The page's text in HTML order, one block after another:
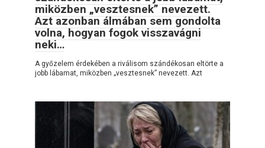
miközben „vesztesnek” nevezett.
Azt azonban álmában sem gondolta
volna, hogyan fogok visszavágni
neki…
A győzelem érdekében a riválisom szándékosan eltörte a
jobb lábamat, miközben „vesztesnek” nevezett. Azt